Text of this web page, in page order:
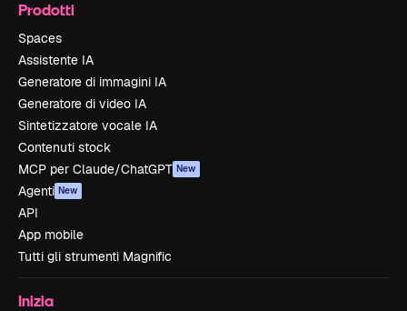
Prodotti
Spaces
Assistente IA
Generatore di immagini IA
Generatore di video IA
Sintetizzatore vocale IA
Contenuti stock
MCP per Claude/ChatGPT New
Agenti New
API
App mobile
Tutti gli strumenti Magnific
Inizia